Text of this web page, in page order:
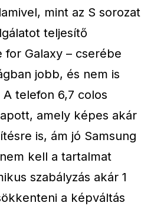
mint az S sorozat
teljesítő
for Galaxy – cserébe
jobb, és nem is
telefon 6,7 colos
amely képes akár
is, ám jó Samsung
kell a tartalmat
szabályzás akár 1
a képváltás